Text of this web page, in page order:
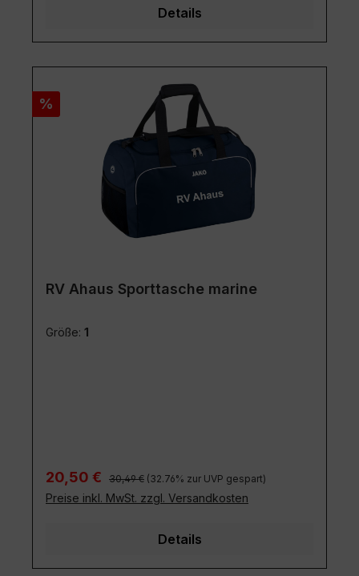
Details
Rabatt
%
RV Ahaus Sporttasche marine
Größe: 1
Verkaufspreis:
20,50 € Regulärer Preis:
30,49 € (32.76% zur UVP gespart)
Preise inkl. MwSt. zzgl. Versandkosten
Details